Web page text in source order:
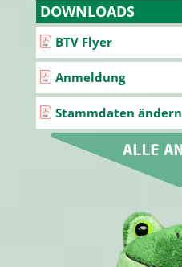
DOWNLOADS
BTV Flyer
Anmeldung
Stammdaten ändern